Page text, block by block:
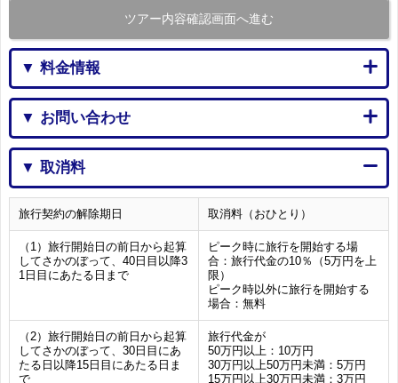
ツアー内容確認画面へ進む
▼ 料金情報
▼ お問い合わせ
▼ 取消料
旅行契約の解除期日 取消料（おひとり）
（1）旅行開始日の前日から起算
してさかのぼって、40日目以降3
1日目にあたる日まで
ピーク時に旅行を開始する場
合：旅行代金の10％（5万円を上
限）
ピーク時以外に旅行を開始する
場合：無料
（2）旅行開始日の前日から起算
してさかのぼって、30日目にあ
たる日以降15日目にあたる日ま
で
旅行代金が
50万円以上：10万円
30万円以上50万円未満：5万円
15万円以上30万円未満：3万円